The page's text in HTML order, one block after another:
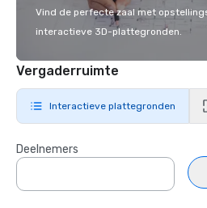
Vind de perfecte zaal met
interactieve 3D-plattegronden.
Vergaderruimte
Interactieve plattegronden
Deelnemers